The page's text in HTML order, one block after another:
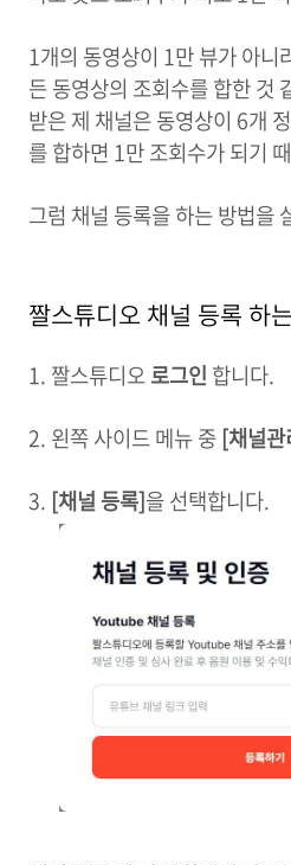
1개의 동영상이 1만 뷰가 아니
든 동영상의 조회수를 합한 것
받은 제 채널은 동영상이 6개
를 합하면 1만 조회수가 되기
그럼 채널 등록을 하는 방법을
짤스튜디오 채널 등록 하
1. 짤스튜디오로그인 합니다.
2. 왼쪽 사이드 메뉴 중 [채널
3. [채널 등록]을 선택합니다.